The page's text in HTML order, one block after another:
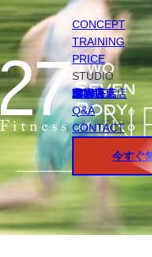
CONCEPT
TRAINING
PRICE
STUDIO
円山店
白石店
桑園店
北18条店
宮の沢店
環状通東店
STAFF
Q&A
CONTACT
今すぐ